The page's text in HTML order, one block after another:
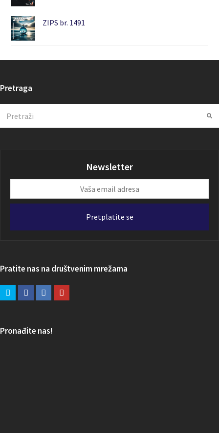
ZIPS br. 1491
Pretraga
Newsletter
email
Pretplatite se
Pratite nas na društvenim mrežama
Pronađite nas!